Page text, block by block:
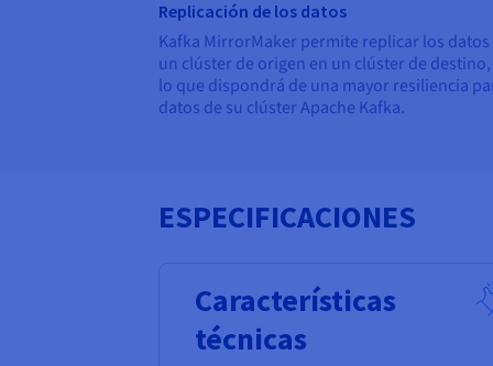
Replicación de los datos
Kafka MirrorMaker permite replicar los datos
un clúster de origen en un clúster de
lo que dispondrá de una mayor resiliencia
datos de su clúster Apache Kafka.
ESPECIFICACIONES
Características
técnicas